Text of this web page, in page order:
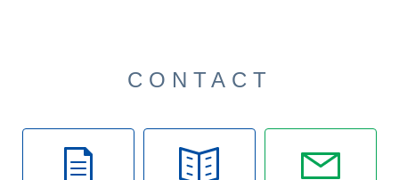
CONTACT